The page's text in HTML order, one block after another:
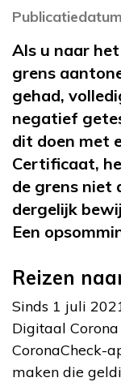
Als u naar
grens
gehad,
negatief
dit doen met
Certificaat,
de grens niet
dergelijk
Een
Reizen
Sinds 1 juli
Digitaal
CoronaCheck-
maken die